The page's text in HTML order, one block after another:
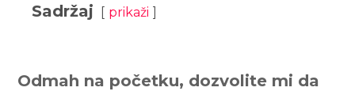
Sadržaj prikaži
Odmah na početku, dozvolite mi da